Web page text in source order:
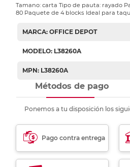
Tamano: carta Tipo de pauta: rayado
80 Paquete de 4 blocks Ideal para
MARCA: OFFICE DEPOT
MODELO: L38260A
MPN: L38260A
Métodos de pago
Ponemos a tu disposición los
Pago contra entrega